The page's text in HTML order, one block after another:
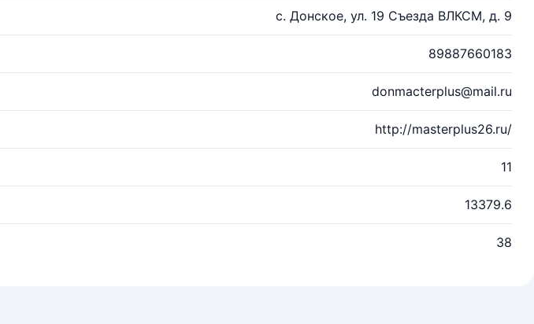
с. Донское, ул. 19 Съезда ВЛКСМ, д. 9
89887660183
donmacterplus@mail.ru
http://masterplus26.ru/
11
13379.6
38